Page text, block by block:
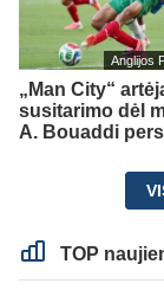
Anglijos
„Man City“
susitarimo dėl
A. Bouaddi
TOP